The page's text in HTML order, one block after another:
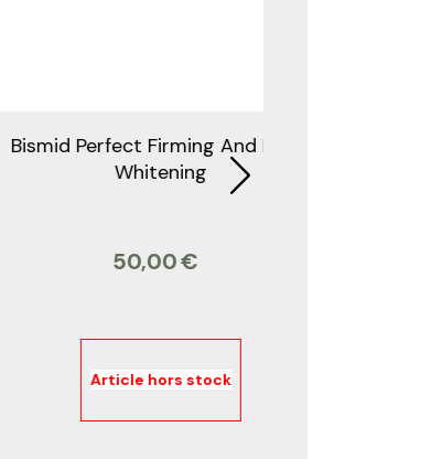
BISMID BODY GLOWING OIL
35,00€
Article hors stock